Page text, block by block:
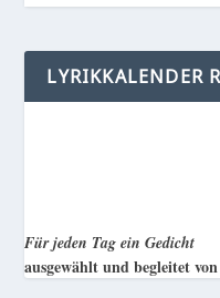
LYRIKKALENDER
Für jeden Tag ein Gedicht
ausgewählt und begleitet